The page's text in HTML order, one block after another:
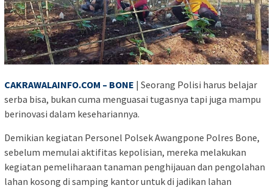
CAKRAWALAINFO.COM – BONE | Seorang Polisi harus belajar
serba bisa, bukan cuma menguasai tugasnya tapi juga mampu
berinovasi dalam kesehariannya.
Demikian kegiatan Personel Polsek Awangpone Polres Bone,
sebelum memulai aktifitas kepolisian, mereka melakukan
kegiatan pemeliharaan tanaman penghijauan dan pengolahan
lahan kosong di samping kantor untuk di jadikan lahan